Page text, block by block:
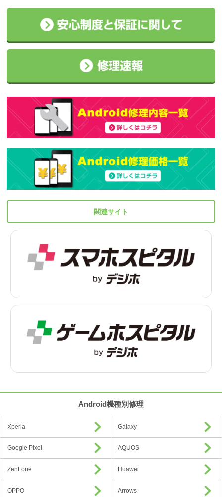
関連サイト
Android機種別修理
Xperia Galaxy
Google Pixel AQUOS
ZenFone Huawei
OPPO Arrows